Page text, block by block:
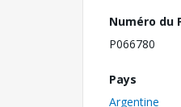
Numéro du
P066780
Pays
Argentine